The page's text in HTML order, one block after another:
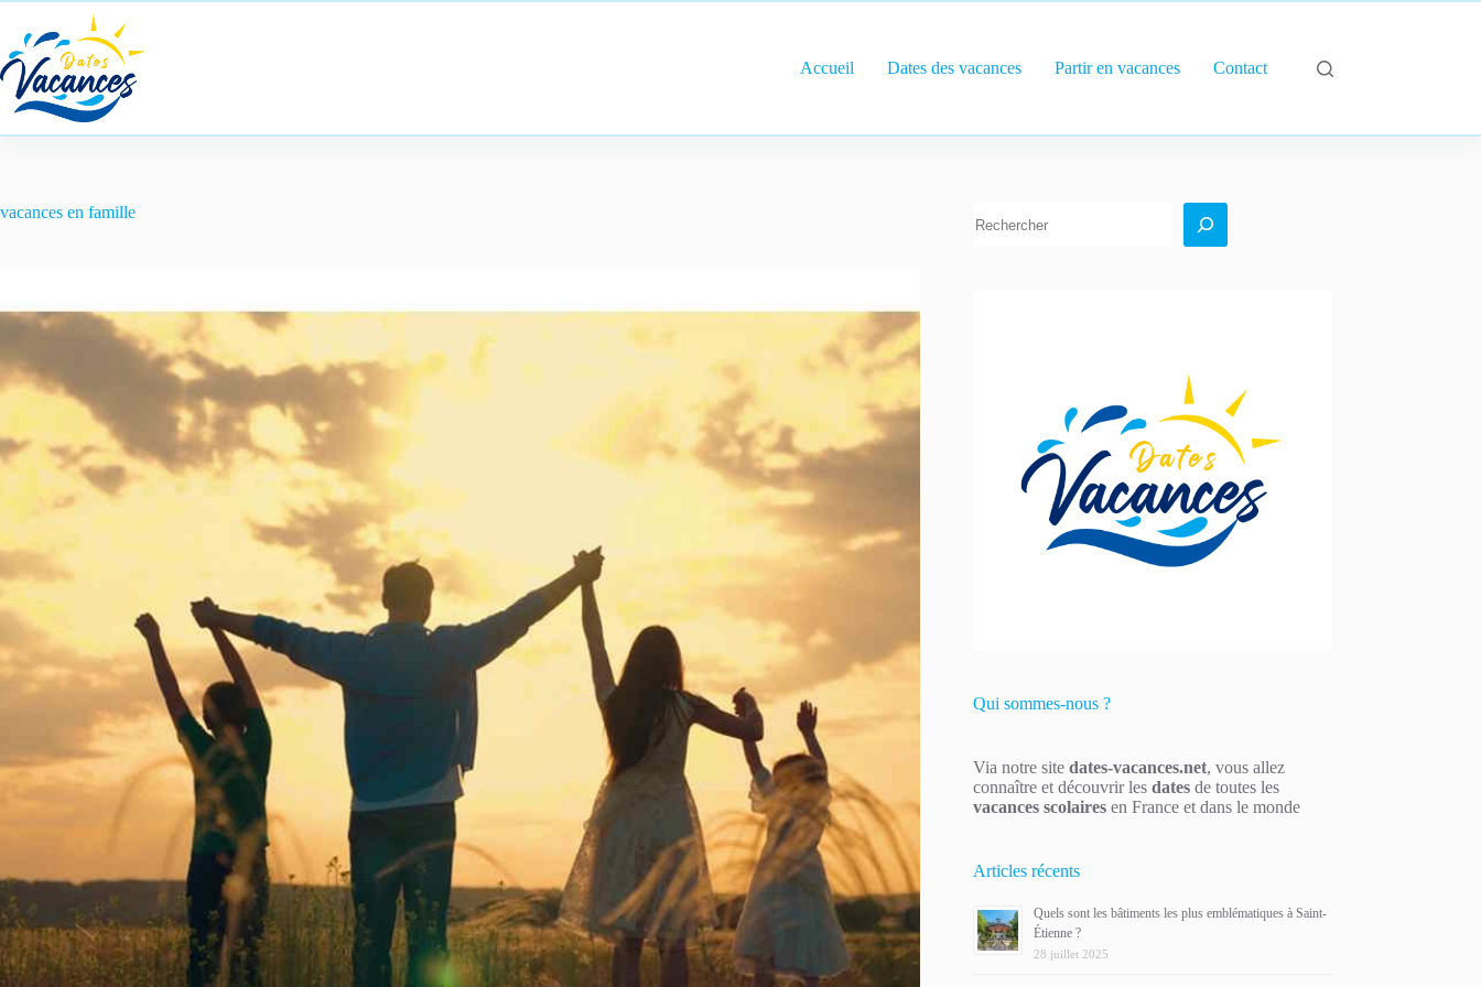
Passer
contenu
Accueil
Dates des vacances Partir en vacances Contact
vacances en famille
Qui sommes-nous ?
Via notre sitedates-vacances.net, vous allez
connaître et découvrir lesdates de toutes les
vacances scolaires en France et dans le monde
Articles récents
Quels sont les bâtiments les plus emblématiques à Saint-
Étienne ?
28 juillet 2025